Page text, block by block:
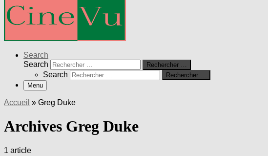
Search
Search
Rechercher …
Search
Rechercher …
Menu
Accueil » Greg Duke
Archives Greg Duke
1 article